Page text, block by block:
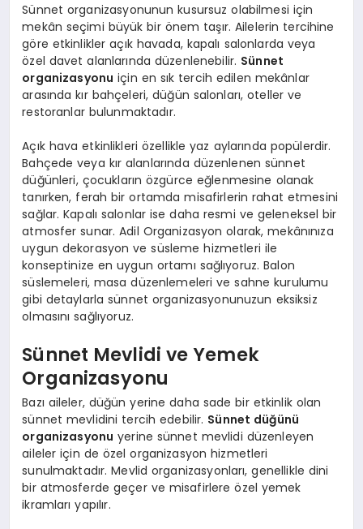
Sünnet organizasyonunun kusursuz olabilmesi için
mekân seçimi büyük bir önem taşır. Ailelerin tercihine
göre etkinlikler açık havada, kapalı salonlarda veya
özel davet alanlarında düzenlenebilir. Sünnet
organizasyonu için en sık tercih edilen mekânlar
arasında kır bahçeleri, düğün salonları, oteller ve
restoranlar bulunmaktadır.
Açık hava etkinlikleri özellikle yaz aylarında popülerdir.
Bahçede veya kır alanlarında düzenlenen sünnet
düğünleri, çocukların özgürce eğlenmesine olanak
tanırken, ferah bir ortamda misafirlerin rahat etmesini
sağlar. Kapalı salonlar ise daha resmi ve geleneksel bir
atmosfer sunar. Adil Organizasyon olarak, mekânınıza
uygun dekorasyon ve süsleme hizmetleri ile
konseptinize en uygun ortamı sağlıyoruz. Balon
süslemeleri, masa düzenlemeleri ve sahne kurulumu
gibi detaylarla sünnet organizasyonunuzun eksiksiz
olmasını sağlıyoruz.
Sünnet Mevlidi ve Yemek
Organizasyonu
Bazı aileler, düğün yerine daha sade bir etkinlik olan
sünnet mevlidini tercih edebilir. Sünnet düğünü
organizasyonu yerine sünnet mevlidi düzenleyen
aileler için de özel organizasyon hizmetleri
sunulmaktadır. Mevlid organizasyonları, genellikle dini
bir atmosferde geçer ve misafirlere özel yemek
ikramları yapılır.